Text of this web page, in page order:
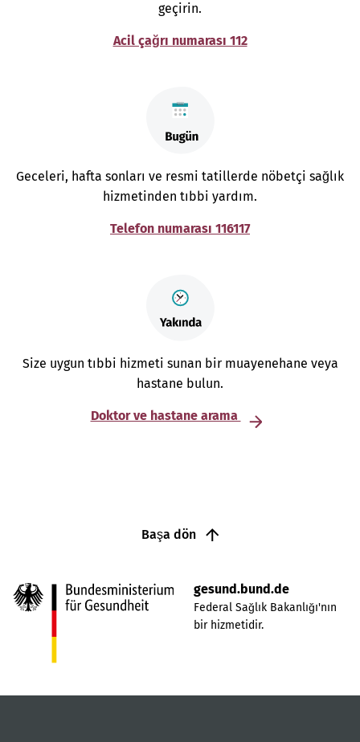
geçirin.
Acil çağrı numarası 112
Geceleri, hafta sonları ve resmi tatillerde nöbetçi sağlık
hizmetinden tıbbi yardım.
Telefon numarası 116117
Size uygun tıbbi hizmeti sunan bir muayenehane veya
hastane bulun.
Doktor ve hastane arama
Başa dön
gesund.bund.de
Federal Sağlık Bakanlığı'nın
bir hizmetidir.